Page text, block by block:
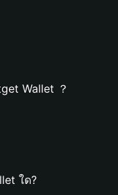
Wallet ？
ใด?